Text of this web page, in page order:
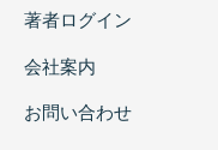
著者ログイン
会社案内
お問い合わせ